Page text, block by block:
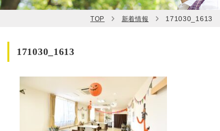
TOP 新着情報 171030_1613
171030_1613